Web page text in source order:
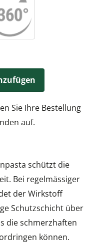
Sie Ihre Bestellung
auf.
schützt die
Bei regelmässiger
der Wirkstoff
Schutzschicht über
die schmerzhaften
können.